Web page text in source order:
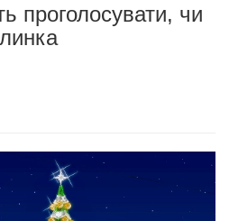
проголосувати, чи